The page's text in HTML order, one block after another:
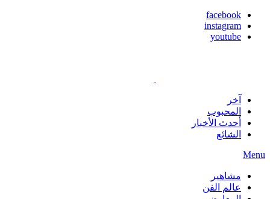
facebook
instagram
youtube
آخر
المحبوب
أحدث الأخبار
الشائع
Menu
مشاهير
عالم الفن